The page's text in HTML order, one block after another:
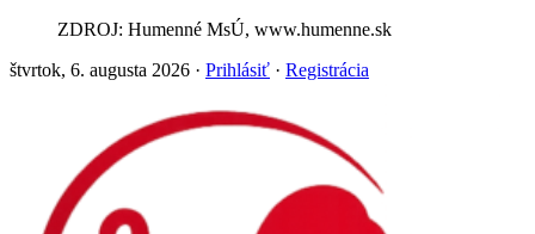
ZDROJ: Humenné MsÚ, www.humenne.sk
štvrtok, 6. augusta 2026 · Prihlásiť · Registrácia